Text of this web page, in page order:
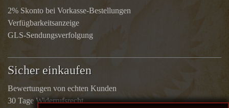
2% Skonto bei Vorkasse-Bestellungen
Verfügbarkeitsanzeige
GLS-Sendungsverfolgung
Sicher einkaufen
Bewertungen von echten Kunden
30 Tage Widerrufsrecht